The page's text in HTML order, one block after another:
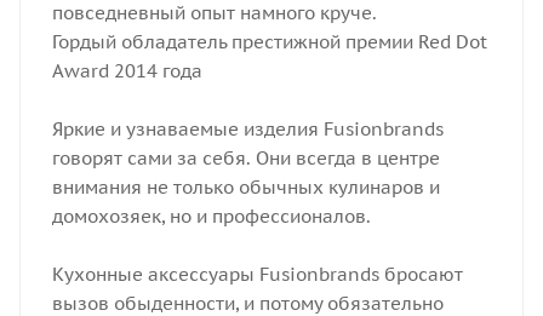
повседневный опыт намного круче.
Гордый обладатель престижной премии Red Dot
Award 2014 года
Яркие и узнаваемые изделия Fusionbrands
говорят сами за себя. Они всегда в центре
внимания не только обычных кулинаров и
домохозяек, но и профессионалов.
Кухонные аксессуары Fusionbrands бросают
вызов обыденности, и потому обязательно